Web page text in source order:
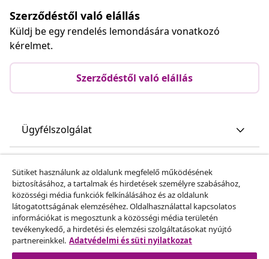
Szerződéstől való elállás
Küldj be egy rendelés lemondására vonatkozó
kérelmet.
Szerződéstől való elállás
Ügyfélszolgálat
vidaXL
Fedezz fel többet
Sütiket használunk az oldalunk megfelelő működésének
biztosításához, a tartalmak és hirdetések személyre szabásához,
közösségi média funkciók felkínálásához és az oldalunk
látogatottságának elemzéséhez. Oldalhasználattal kapcsolatos
információkat is megosztunk a közösségi média területén
tevékenykedő, a hirdetési és elemzési szolgáltatásokat nyújtó
partnereinkkel. Adatvédelmi és süti nyilatkozat